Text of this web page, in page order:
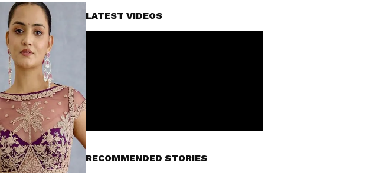
LATEST VIDEOS
RECOMMENDED STORIES